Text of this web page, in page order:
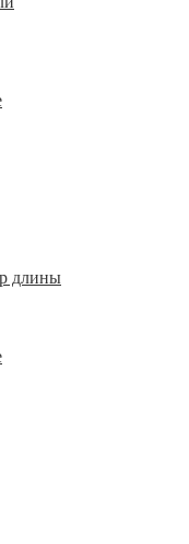
длины